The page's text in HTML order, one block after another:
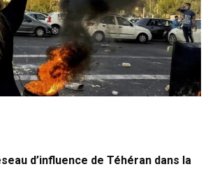
d’influence de Téhéran dans la